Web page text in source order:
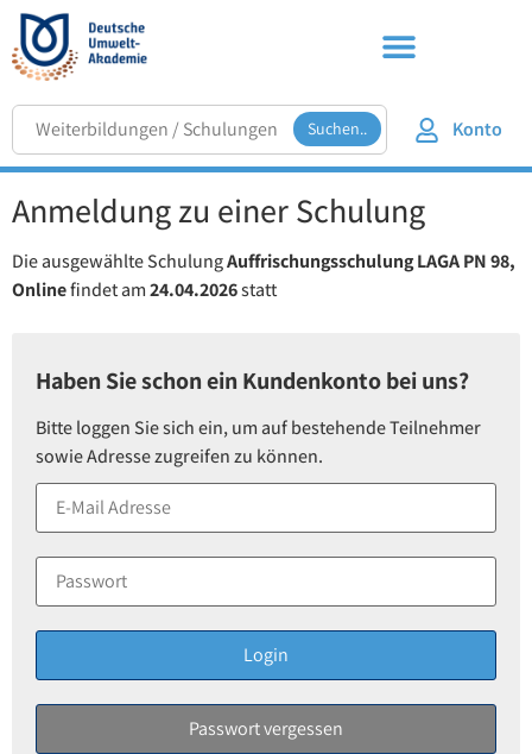
Suchen.. Konto
Anmeldung zu einer Schulung
Die ausgewählte SchulungAuffrischungsschulung LAGA PN 98,
Onlinefindet am24.04.2026statt
Haben Sie schon ein Kundenkonto bei uns?
Bitte loggen Sie sich ein, um auf bestehende Teilnehmer
sowie Adresse zugreifen zu können.